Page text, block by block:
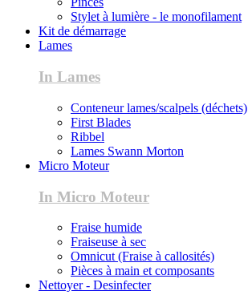
Stylet à lumière - le monofilament
Kit de démarrage
Lames
In Lames
Conteneur lames/scalpels (déchets)
First Blades
Ribbel
Lames Swann Morton
Micro Moteur
In Micro Moteur
Fraise humide
Fraiseuse à sec
Omnicut (Fraise à callosités)
Pièces à main et composants
Nettoyer - Desinfecter